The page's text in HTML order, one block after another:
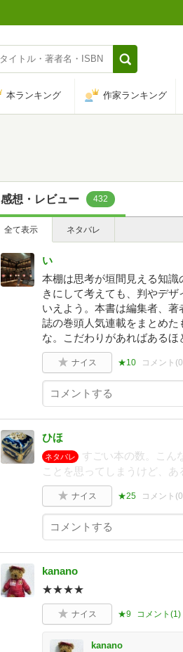
本ランキング 作家ランキング
感想・レビュー 432
全て表示 ネタバレ
い
本棚は思考が垣間見える知
きにして考えても、判やデ
いえよう。本書は編集者、
誌の巻頭人気連載をまとめ
な。こだわりがあればあるほ
ナイス ★10 コメント(0
ひほ
ネタバレ
すごい本の数。こん
ことを思ってしまうけど、あ
ナイス ★25 コメント(0
kanano
★★★★
ナイス ★9 コメント(1)
kanano